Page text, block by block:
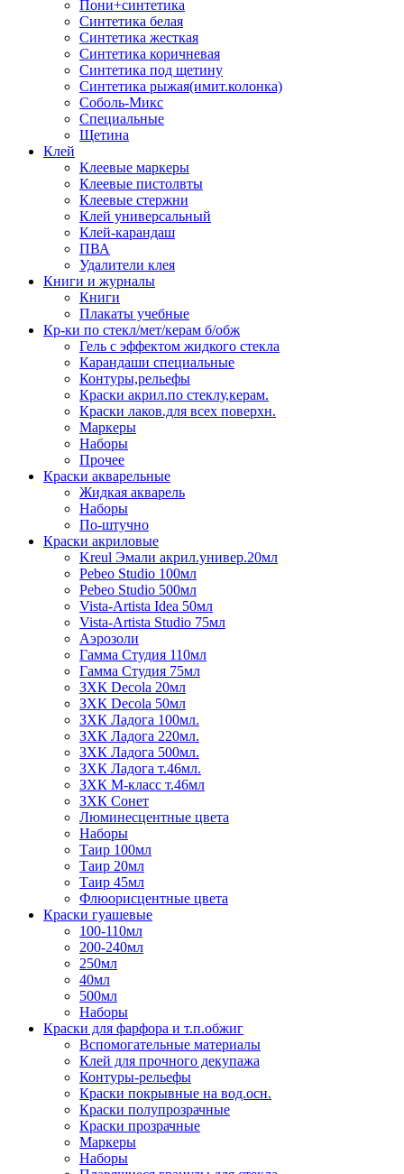
Пони+синтетика
Синтетика белая
Синтетика жесткая
Синтетика коричневая
Синтетика под щетину
Синтетика рыжая(имит.колонка)
Соболь-Микс
Специальные
Щетина
Клей
Клеевые маркеры
Клеевые пистолвты
Клеевые стержни
Клей универсальный
Клей-карандаш
ПВА
Удалители клея
Книги и журналы
Книги
Плакаты учебные
Кр-ки по стекл/мет/керам б/обж
Гель с эффектом жидкого стекла
Карандаши специальные
Контуры,рельефы
Краски акрил.по стеклу,керам.
Краски лаков.для всех поверхн.
Маркеры
Наборы
Прочее
Краски акварельные
Жидкая акварель
Наборы
По-штучно
Краски акриловые
Kreul Эмали акрил.универ.20мл
Pebeo Studio 100мл
Pebeo Studio 500мл
Vista-Artista Idea 50мл
Vista-Artista Studio 75мл
Аэрозоли
Гамма Студия 110мл
Гамма Студия 75мл
ЗХК Decola 20мл
ЗХК Decola 50мл
ЗХК Ладога 100мл.
ЗХК Ладога 220мл.
ЗХК Ладога 500мл.
ЗХК Ладога т.46мл.
ЗХК М-класс т.46мл
ЗХК Сонет
Люминесцентные цвета
Наборы
Таир 100мл
Таир 20мл
Таир 45мл
Флюорисцентные цвета
Краски гуашевые
100-110мл
200-240мл
250мл
40мл
500мл
Наборы
Краски для фарфора и т.п.обжиг
Вспомогательные материалы
Клей для прочного декупажа
Контуры-рельефы
Краски покрывные на вод.осн.
Краски полупрозрачные
Краски прозрачные
Маркеры
Наборы